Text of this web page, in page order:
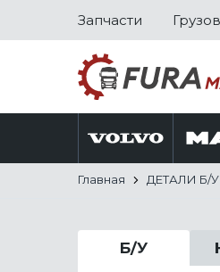
Запчасти
Главная ДЕТАЛИ Б/У
Б/У